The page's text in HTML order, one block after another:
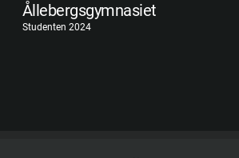
Ållebergsgymnasiet
Studenten 2024